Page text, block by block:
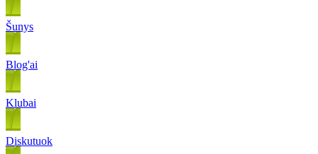
Šunys
Blog'ai
Klubai
Diskutuok